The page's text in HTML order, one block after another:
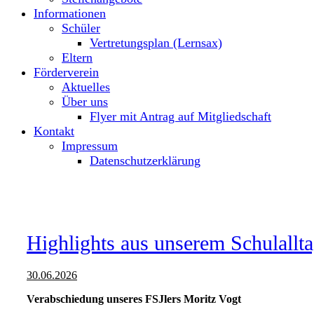
Informationen
Schüler
Vertretungsplan (Lernsax)
Eltern
Förderverein
Aktuelles
Über uns
Flyer mit Antrag auf Mitgliedschaft
Kontakt
Impressum
Datenschutzerklärung
Highlights aus unserem
30.06.2026
Verabschiedung unseres FSJlers Moritz Vogt